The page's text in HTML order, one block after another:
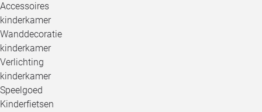
Accessoires
kinderkamer
Wanddecoratie
kinderkamer
Verlichting
kinderkamer
Speelgoed
Kinderfietsen